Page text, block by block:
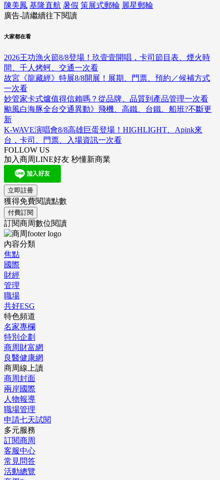
陳美鳳 基隆直航 暑假 策展式郵輪 麗星郵輪
廣告-請繼續往下閱讀
大家都在看
2026王功漁火節8/8登場！玖壹壹開唱，卡司節目表、煙火時
間、千人烤蚵、交通一次看
故宮《龍藏經》特展8/8開展！展期、門票、預約／候補方式
一次看
妙管家卡式爐值得信賴嗎？從品牌、品質到產品管理一次看
颱風白海豚全台交通異動》飛機、高鐵、台鐵、船班?不斷更
新
K-WAVE演唱會8/8高雄巨蛋登場！HIGHLIGHT、Apink來
台，卡司、門票、入場資訊一次看
FOLLOW US
加入商周LINE好友 秒懂新商業
立即註冊
獲得免費閱讀點數
付費訂閱
訂閱商周數位閱讀
內容分類
焦點
國際
財經
管理
職場
共好ESG
特色頻道
名家專欄
特別企劃
商周財富網
良醫健康網
商周線上讀
商周封面
兩岸國際
人物報導
職場管理
申請七天試閱
多元服務
訂閱商周
客服中心
常見問答
活動總覽